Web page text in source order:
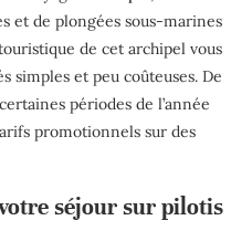
et de plongées sous-marines
de cet archipel vous
simples et peu coûteuses. De
périodes de l’année
promotionnels sur des
séjour sur pilotis